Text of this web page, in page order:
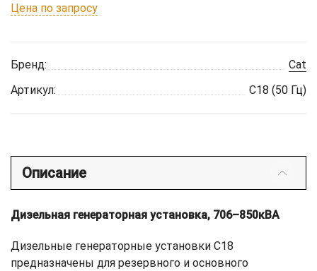
Цена по запросу
Бренд:
Cat
Артикул:
C18 (50 Гц)
Описание
Дизельная генераторная установка, 706–850кВА
Дизельные генераторные установки С18
предназначены для резервного и основного